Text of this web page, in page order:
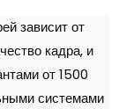
зависит от
кадра, и
от 1500
системами